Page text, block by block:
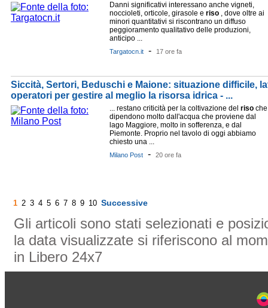
Danni significativi interessano anche vigneti,
noccioleti, orticole, girasole e riso , dove oltre ai
minori quantitativi si riscontrano un diffuso
peggioramento qualitativo delle produzioni,
anticipo ...
Targatocn.it - 17 ore fa
Siccità, Sertori, Beduschi e Maione: situazione difficile,
operatori per gestire al meglio la risorsa idrica - ...
... restano criticità per la coltivazione del riso che
dipendono molto dall'acqua che proviene dal
lago Maggiore, molto in sofferenza, e dal
Piemonte. Proprio nel tavolo di oggi abbiamo
chiesto una ...
Milano Post - 20 ore fa
1 2 3 4 5 6 7 8 9 10 Successive
Gli articoli sono stati selezionati e
la data visualizzate si riferiscono al
in Libero 24x7